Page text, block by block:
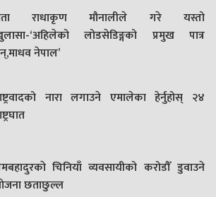
राधाकृण मौनालीले गरे यस्तो
‘अहिलेको लोडसेडिङ्गको प्रमुख पात्र
नेपाल’
नारा लगाउने एमालेका हेर्नुहोस् २४
चिनियाँ व्यवसायीको करोडौँ डुवाउने
छताछुल्ल